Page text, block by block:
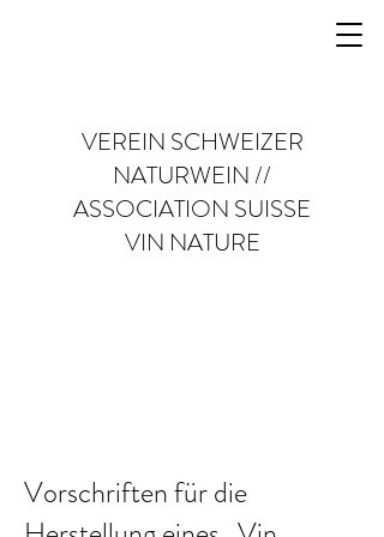
VEREIN SCHWEIZER
NATURWEIN //
ASSOCIATION SUISSE
VIN NATURE
Vorschriften für die